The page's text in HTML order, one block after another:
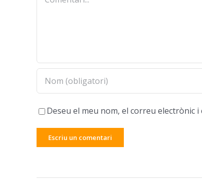
Deseu el meu nom, el correu electrònic